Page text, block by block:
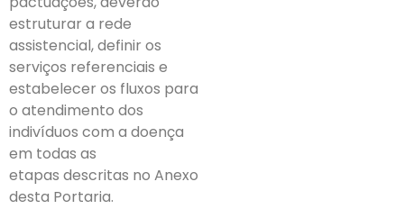
estruturar a rede
assistencial, definir os
serviços referenciais e
estabelecer os fluxos para
o atendimento dos
indivíduos com a doença
em todas as
etapas descritas no Anexo
desta Portaria.